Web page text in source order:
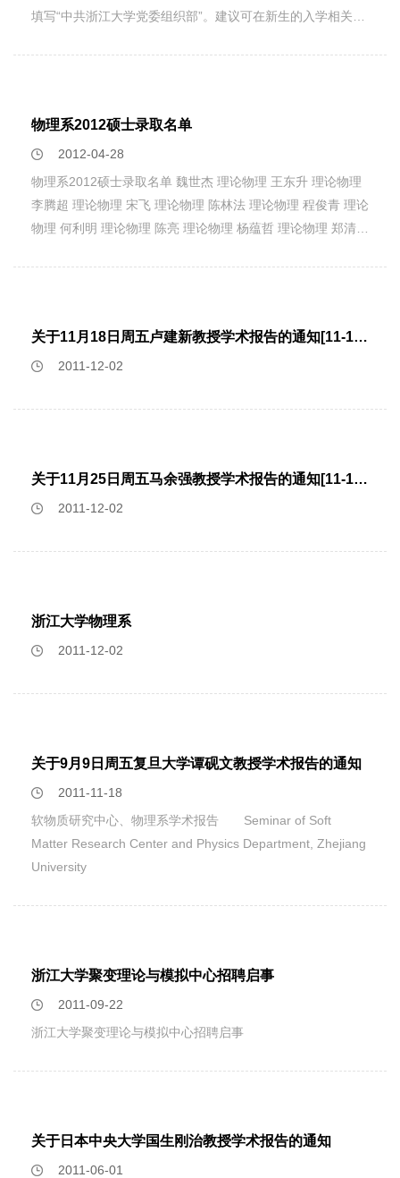
填写“中共浙江大学党委组织部”。建议可在新生的入学相关通
物理系2012硕士录取名单
2012-04-28
物理系2012硕士录取名单 魏世杰 理论物理 王东升 理论物理
李腾超 理论物理 宋飞 理论物理 陈林法 理论物理 程俊青 理论
物理 何利明 理论物理 陈亮 理论物理 杨蕴哲 理论物理 郑清松
冰琪 凝聚态物理 汤章图 凝聚态物理 李晨霞 凝聚态物理 邢秀
娜 凝聚态物理 赵明 凝聚态物理 潘俊晓 凝聚态物理 魏丹萍 凝
物理 柴凤娜 凝聚态物理 邓真渝 凝聚态物理 马骏 光学 罗美兰
春丽 无线电物理 吴飞飞 无线电物理 张祁含月 无线电物理
关于11月18日周五卢建新教授学术报告的通知[11-11-15]
2011-12-02
关于11月25日周五马余强教授学术报告的通知[11-11-21]
2011-12-02
浙江大学物理系
2011-12-02
关于9月9日周五复旦大学谭砚文教授学术报告的通知
2011-11-18
软物质研究中心、物理系学术报告 Seminar of Soft
Matter Research Center and Physics Department, Zhejiang
University
浙江大学聚变理论与模拟中心招聘启事
2011-09-22
浙江大学聚变理论与模拟中心招聘启事
关于日本中央大学国生刚治教授学术报告的通知
2011-06-01